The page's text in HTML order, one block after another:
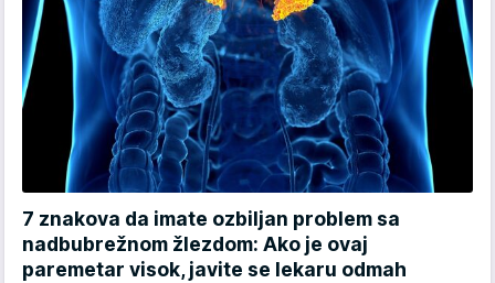
7 znakova da imate ozbiljan problem sa
nadbubrežnom žlezdom: Ako je ovaj
paremetar visok, javite se lekaru odmah